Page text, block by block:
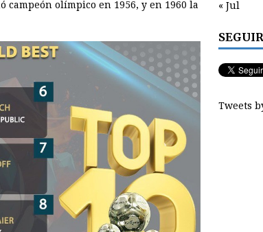
campeón olímpico en 1956, y en 1960 la
« Jul
Tweets